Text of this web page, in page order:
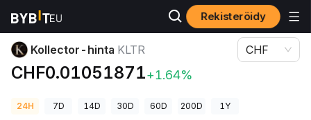
Rekisteröidy
Kryptohinnat
Kollector-hinta KLTR
CHF0.01051871+1.64%
CHF
24H 7D 14D 30D 60D 200D 1Y